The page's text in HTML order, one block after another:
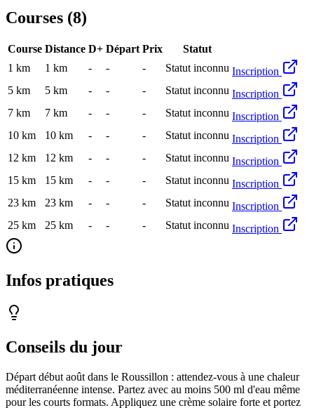
Courses (8)
Course Distance D+ Départ Prix
Statut
1 km
1 km - - - Statut inconnu Inscription
5 km
5 km - - - Statut inconnu Inscription
7 km
7 km - - - Statut inconnu Inscription
10 km
10 km - - - Statut inconnu Inscription
12 km
12 km - - - Statut inconnu Inscription
15 km
15 km - - - Statut inconnu Inscription
23 km
23 km - - - Statut inconnu Inscription
25 km
25 km - - - Statut inconnu Inscription
Infos pratiques
Conseils du jour
Départ début août dans le Roussillon : attendez-vous à une chaleur
méditerranéenne intense. Partez avec au moins 500 ml d'eau même
pour les courts formats. Appliquez une crème solaire forte et portez